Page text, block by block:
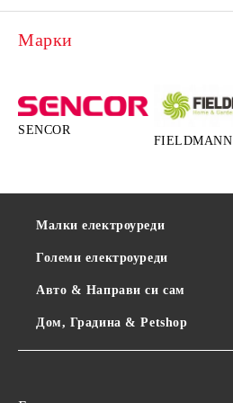
Марки
SENCOR
FIELDMANN
Малки електроуреди
Големи електроуреди
Авто & Направи си сам
Дом, Градина & Petshop